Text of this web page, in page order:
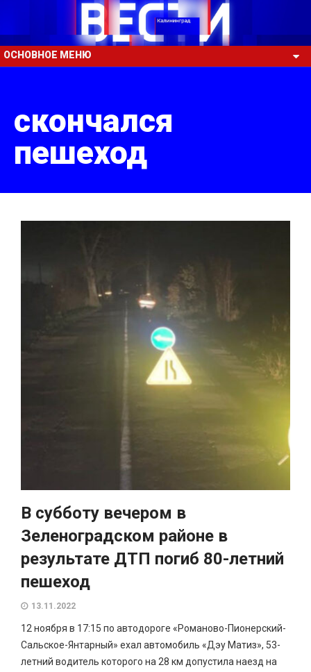
ОСНОВНОЕ МЕНЮ
скончался
пешеход
В субботу вечером в
Зеленоградском районе в
результате ДТП погиб 80-летний
пешеход
13.11.2022
12 ноября в 17:15 по автодороге «Романово-Пионерский-
Сальское-Янтарный» ехал автомобиль «Дэу Матиз», 53-
летний водитель которого на 28 км допустила наезд на